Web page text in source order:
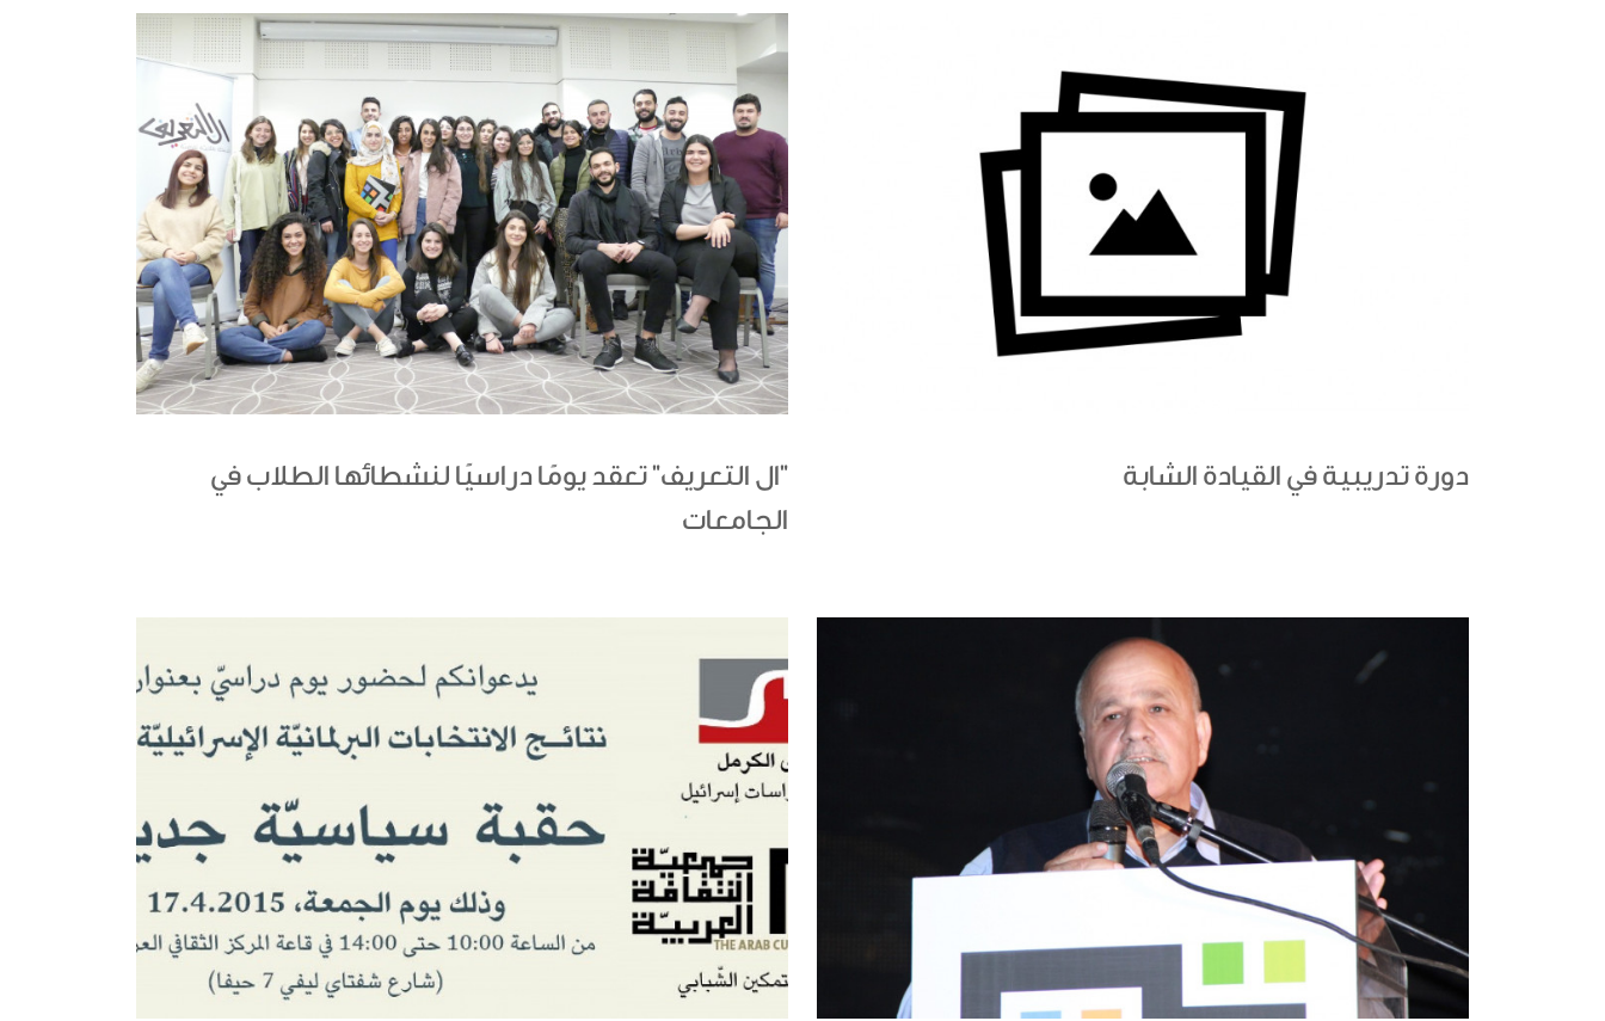
دورة تدريبية في القيادة الشابة
"ال التعريف" تعقد يومًا دراسيًا لنشطائها الطلاب في
الجامعات